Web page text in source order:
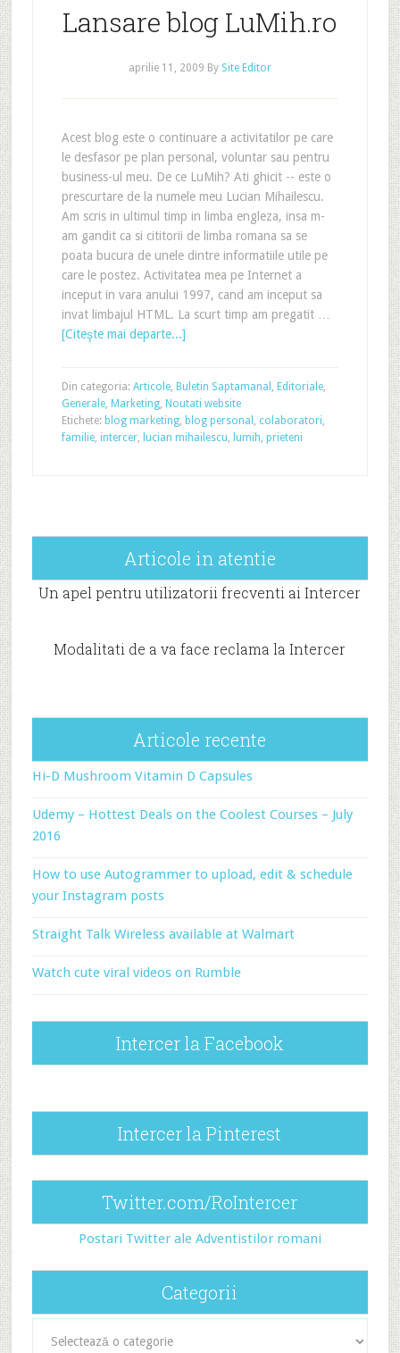
Lansare blog LuMih.ro
aprilie 11, 2009 By Site Editor
Acest blog este o continuare a activitatilor pe care
le desfasor pe plan personal, voluntar sau pentru
business-ul meu. De ce LuMih? Ati ghicit -- este o
prescurtare de la numele meu Lucian Mihailescu.
Am scris in ultimul timp in limba engleza, insa m-
am gandit ca si cititorii de limba romana sa se
poata bucura de unele dintre informatiile utile pe
care le postez. Activitatea mea pe Internet a
inceput in vara anului 1997, cand am inceput sa
invat limbajul HTML. La scurt timp am pregatit …
[Citeşte mai departe...]
Din categoria: Articole, Buletin Saptamanal , Editoriale,
Generale, Marketing, Noutati website
Etichete: blog marketing, blog personal , colaboratori,
familie, intercer, lucian mihailescu, lumih, prieteni
Articole in atentie
Un apel pentru utilizatorii frecventi ai Intercer
Modalitati de a va face reclama la Intercer
Articole recente
Hi-D Mushroom Vitamin D Capsules
Udemy – Hottest Deals on the Coolest Courses – July
2016
How to use Autogrammer to upload, edit & schedule
your Instagram posts
Straight Talk Wireless available at Walmart
Watch cute viral videos on Rumble
Intercer la Facebook
Intercer la Pinterest
Twitter.com/RoIntercer
Postari Twitter ale Adventistilor romani
Categorii